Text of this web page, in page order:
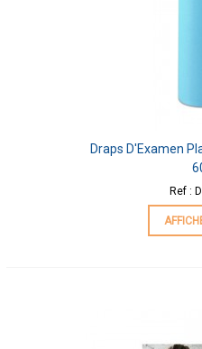
Draps D'Examen
Ref :